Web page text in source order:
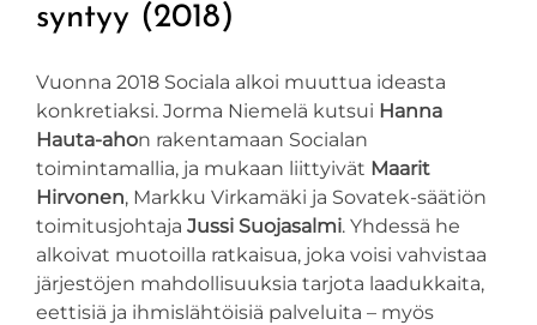
syntyy (2018)
Vuonna 2018 Sociala alkoi muuttua ideasta
konkretiaksi. Jorma Niemelä kutsui Hanna
Hauta-ahon rakentamaan Socialan
toimintamallia, ja mukaan liittyivät Maarit
Hirvonen, Markku Virkamäki ja Sovatek-säätiön
toimitusjohtaja Jussi Suojasalmi. Yhdessä he
alkoivat muotoilla ratkaisua, joka voisi vahvistaa
järjestöjen mahdollisuuksia tarjota laadukkaita,
eettisiä ja ihmislähtöisiä palveluita – myös